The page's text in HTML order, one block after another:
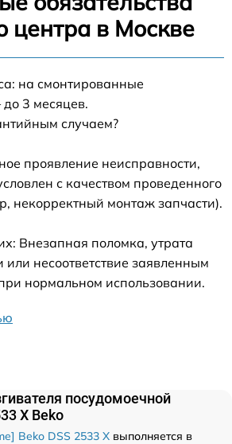
центра в Москве
на смонтированные
3 месяцев.
случаем?
проявление неисправности,
с качеством проведенного
некорректный монтаж запчасти).
Внезапная поломка, утрата
или несоответствие заявленным
нормальном использовании.
посудомоечной
X Beko
Beko DSS 2533 X выполняется в